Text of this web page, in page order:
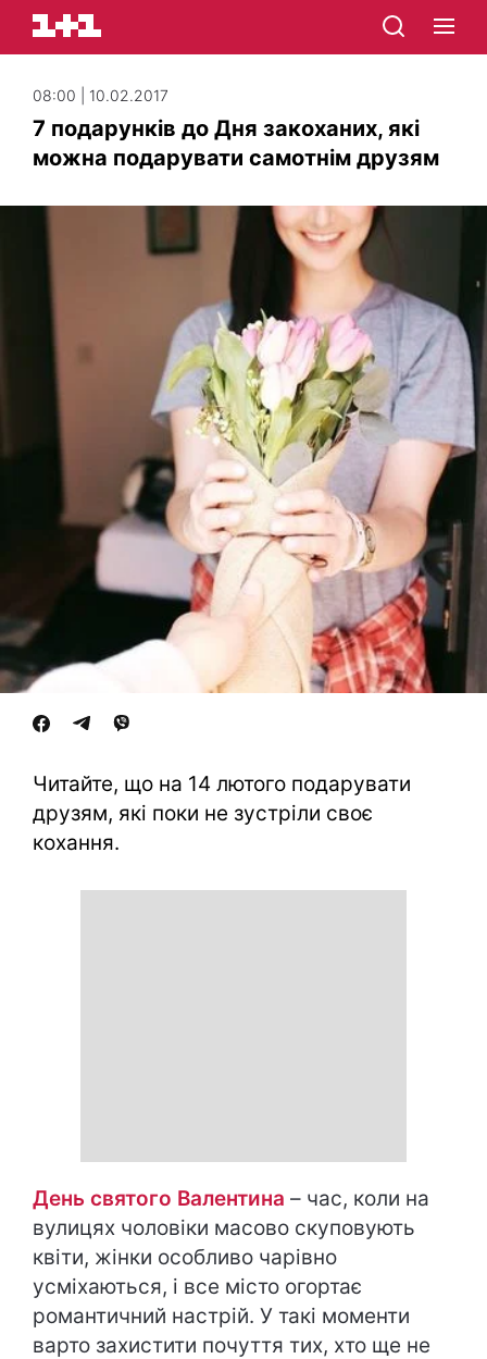
08:00 | 10.02.2017
7 подарунків до Дня закоханих, які
можна подарувати самотнім друзям
Читайте, що на 14 лютого подарувати
друзям, які поки не зустріли своє
кохання.
День святого Валентина – час, коли на
вулицях чоловіки масово скуповують
квіти, жінки особливо чарівно
усміхаються, і все місто огортає
романтичний настрій. У такі моменти
варто захистити почуття тих, хто ще не